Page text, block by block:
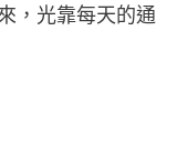
，光靠每天的通